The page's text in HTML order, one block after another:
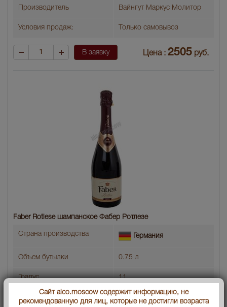
Производитель Вайнгут Маркус Молитор
Условия продаж: Только самовывоз
В заявку Цена : 2505 руб.
Faber Rotlese шампанское Фабер Ротлезе
Страна производства Германия
Объем бутылки 0.75 л
Градус 11
Сайт alco.moscow содержит информацию, не
рекомендованную для лиц, которые не достигли возраста